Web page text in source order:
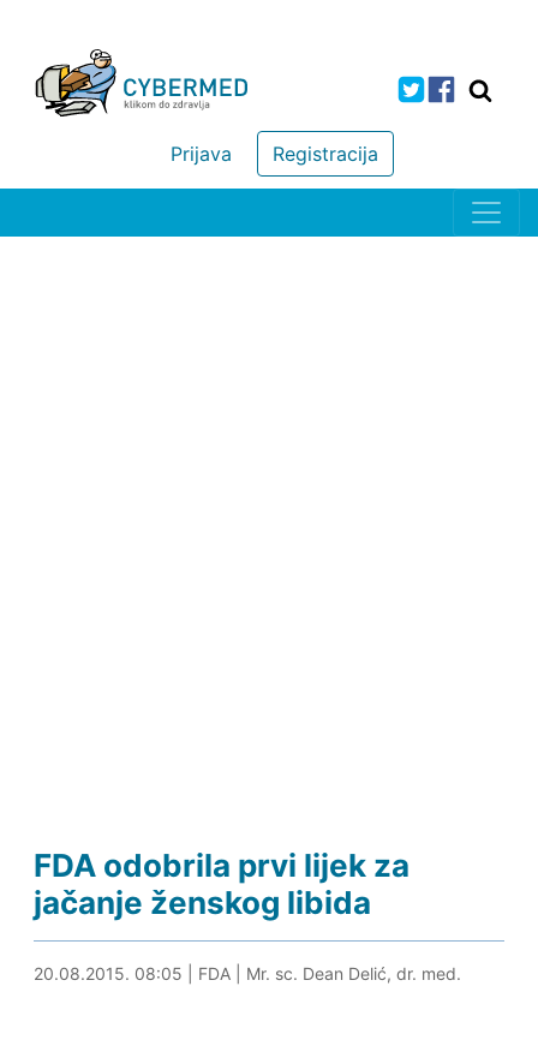
Registracija
Prijava
FDA odobrila prvi lijek za
jačanje ženskog libida
05.08.2024. 18:11
20.08.2015. 08:05 FDA| Mr. sc. Dean Delić, dr. med.